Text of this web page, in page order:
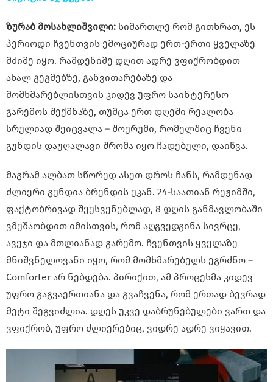
ზურაბ მოსახლიშვილი: სიმართლე რომ გითხრათ, ეს
პერიოდი ჩვენთვის ემოციურად ერთ-ერთი ყველაზე
მძიმე იყო. რამდენიმე დღით ადრე ვფიქრობდით
ახალ გეგმებზე, განვითარებაზე და
მომხმარებლისთვის კიდევ უფრო საინტერესო
გარემოს შექმნაზე, თუმცა ერთ დღეში რეალობა
სრულიად შეიცვალა – შოურუმი, რომელშიც ჩვენი
გუნდის დაუღალავი შრომა იყო ჩადებული, დაიწვა.
მაგრამ ალბათ სწორედ ასეთ დროს ჩანს, რამდენად
ძლიერი გუნდია ბრენდის უკან. 24-საათიან რეჟიმში,
ფაქტობრივად შეუსვენებლად, 8 დღის განმავლობაში
ვმუშაობდით იმისთვის, რომ აღგვედგინა სივრცე,
ავეჯი და მთლიანად გარემო. ჩვენთვის ყველაზე
მნიშვნელოვანი იყო, რომ მომხმარებელს ეგრძნო –
Comforter არ ნებდება. პირიქით, ამ პროცესმა კიდევ
უფრო გაგვაერთიანა და გვაჩვენა, რომ ერთად ბევრად
მეტი შეგვიძლია. დღეს უკვე დაბრუნებულები ვართ და
ვფიქრობ, უფრო ძლიერებიც, ვიდრე ადრე ვიყავით.